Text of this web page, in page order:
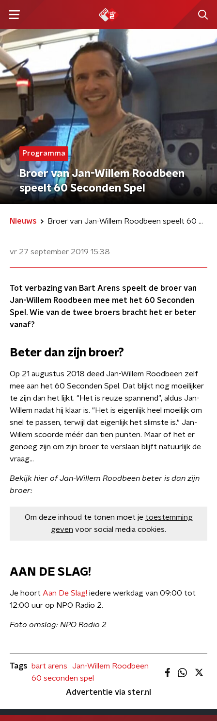
Programma
Broer van Jan-Willem Roodbeen
speelt 60 Seconden Spel
Nieuws Broer van Jan-Willem Roodbeen speelt 60 Seconden Spel
vr 27 september 2019 15:38
Tot verbazing van Bart Arens speelt de broer van
Jan-Willem Roodbeen mee met het 60 Seconden
Spel. Wie van de twee broers bracht het er beter
vanaf?
Beter dan zijn broer?
Op 21 augustus 2018 deed Jan-Willem Roodbeen zelf
mee aan het 60 Seconden Spel. Dat blijkt nog moeilijker
te zijn dan het lijkt. "Het is reuze spannend", aldus Jan-
Willem nadat hij klaar is. "Het is eigenlijk heel moeilijk om
snel te passen, terwijl dat eigenlijk het slimste is." Jan-
Willem scoorde méér dan tien punten. Maar of het er
genoeg zijn om zijn broer te verslaan blijft natuurlijk de
vraag...
Bekijk hier of Jan-Willem Roodbeen beter is dan zijn
broer:
Om deze inhoud te tonen moet je toestemming
geven voor social media cookies.
AAN DE SLAG!
Je hoort Aan De Slag! iedere werkdag van 09:00 tot
12:00 uur op NPO Radio 2.
Foto omslag: NPO Radio 2
Tags bart arens
Jan-Willem Roodbeen
60 seconden spel
Advertentie via ster.nl